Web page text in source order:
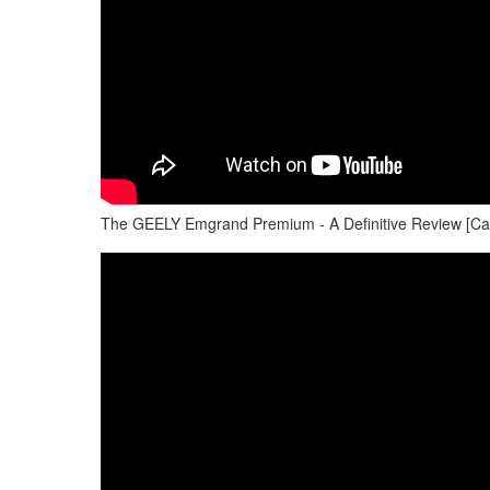
The GEELY Emgrand Premium - A Definitive Review